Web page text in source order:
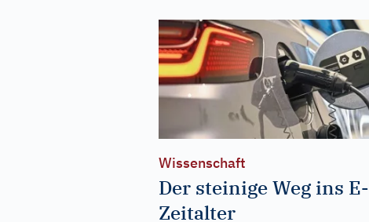
Wissenschaft
Der steinige Weg ins E-
Zeitalter